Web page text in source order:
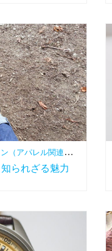
（アパレル関連） ,
られざる魅力